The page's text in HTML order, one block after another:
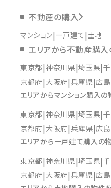
不動産の購入
マンション 一戸建て 土地
エリアから不動産購
東京都 神奈川県 埼玉県
京都府 大阪府 兵庫県 広
エリアからマンション購入
東京都 神奈川県 埼玉県
京都府 大阪府 兵庫県 広
エリアから一戸建て購入の
東京都 神奈川県 埼玉県
京都府 大阪府 兵庫県 広